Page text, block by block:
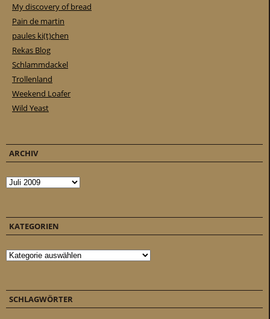
My discovery of bread
Pain de martin
paules ki(t)chen
Rekas Blog
Schlammdackel
Trollenland
Weekend Loafer
Wild Yeast
ARCHIV
Archiv
KATEGORIEN
Kategorien
SCHLAGWÖRTER